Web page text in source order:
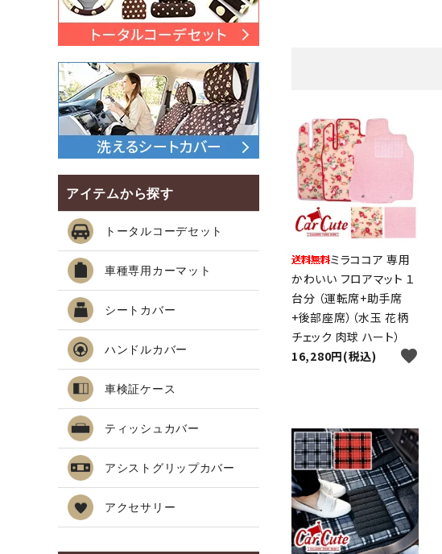
ミラココア 専用
かわいい フロアマット １
台分 （運転席+助手席
+後部座席）（水玉 花柄
チェック 肉球 ハート）
16,280円(税込)
favorite
アイテムから探す
トータルコーデセット
車種専用カーマット
シートカバー
ハンドルカバー
車検証ケース
ティッシュカバー
アシストグリップカバー
アクセサリー